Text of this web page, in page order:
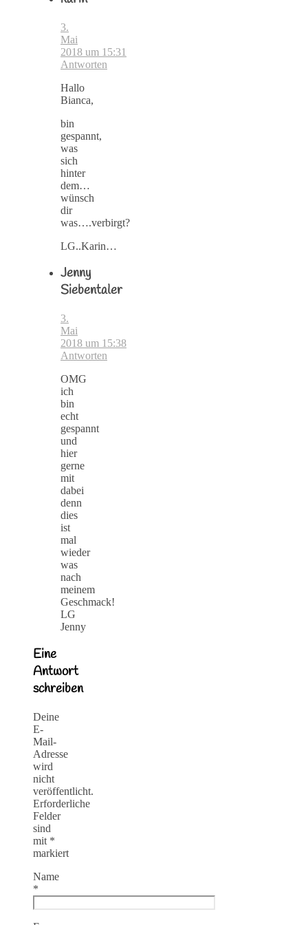
3.
Mai
2018 um 15:31
Antworten
Hallo
Bianca,
bin
gespannt,
was
sich
hinter
dem…
wünsch
dir
was….verbirgt?
LG..Karin…
Jenny
Siebentaler
3.
Mai
2018 um 15:38
Antworten
OMG
ich
bin
echt
gespannt
und
hier
gerne
mit
dabei
denn
dies
ist
mal
wieder
was
nach
meinem
Geschmack!
LG
Jenny
Eine
Antwort
schreiben
Deine
E-
Mail-
Adresse
wird
nicht
veröffentlicht.
Erforderliche
Felder
sind
mit *
markiert
Name
*